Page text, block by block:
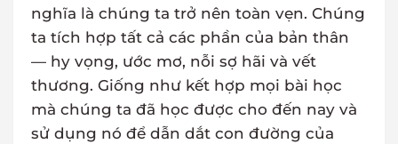
nghĩa là chúng ta trở nên toàn vẹn. Chúng
ta tích hợp tất cả các phần của bản thân
— hy vọng, ước mơ, nỗi sợ hãi và vết
thương. Giống như kết hợp mọi bài học
mà chúng ta đã học được cho đến nay và
sử dụng nó để dẫn dắt con đường của